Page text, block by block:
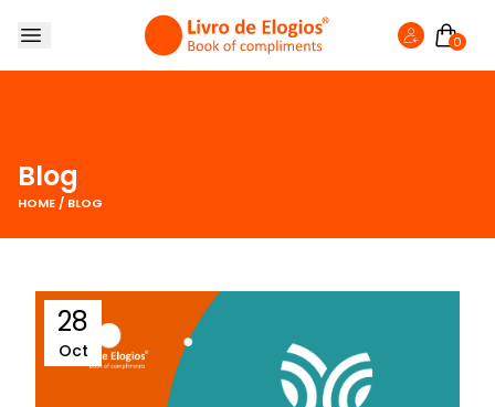
0
FAZER ELOGIO
BLOG
Blog
HOME / BLOG
28
Oct